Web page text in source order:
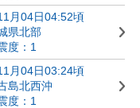
月04日04:52頃
県北部
度：1
月04日03:24頃
島北西沖
度：1